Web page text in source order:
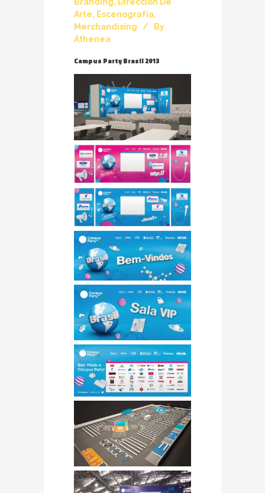
Branding, Dirección De
Arte, Escenografía,
Merchandising
By
Athenea
Campus Party Brasil 2013